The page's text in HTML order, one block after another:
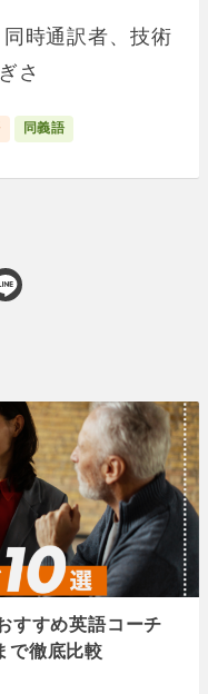
時通訳者、技術
さ
同義語
すすめ英語コーチ
で徹底比較